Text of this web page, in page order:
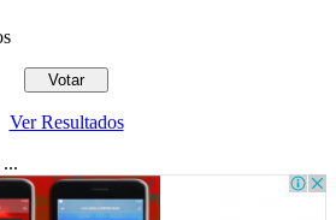
Ver Resultados